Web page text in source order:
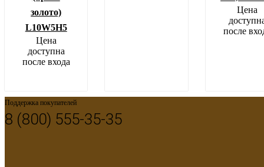
золото)
L10W5H5
Цена
доступна
после входа
Цена
после
Поддержка покупателей
8 (800) 555-35-35